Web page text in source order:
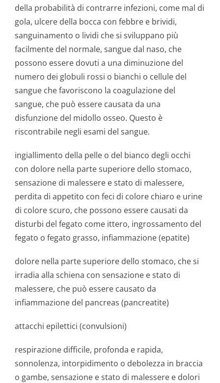
della probabilità di contrarre infezioni, come mal di
gola, ulcere della bocca con febbre e brividi,
sanguinamento o lividi che si sviluppano più
facilmente del normale, sangue dal naso, che
possono essere dovuti a una diminuzione del
numero dei globuli rossi o bianchi o cellule del
sangue che favoriscono la coagulazione del
sangue, che può essere causata da una
disfunzione del midollo osseo. Questo è
riscontrabile negli esami del sangue.
ingiallimento della pelle o del bianco degli occhi
con dolore nella parte superiore dello stomaco,
sensazione di malessere e stato di malessere,
perdita di appetito con feci di colore chiaro e urine
di colore scuro, che possono essere causati da
disturbi del fegato come ittero, ingrossamento del
fegato o fegato grasso, infiammazione (epatite)
dolore nella parte superiore dello stomaco, che si
irradia alla schiena con sensazione e stato di
malessere, che può essere causato da
infiammazione del pancreas (pancreatite)
attacchi epilettici (convulsioni)
respirazione difficile, profonda e rapida,
sonnolenza, intorpidimento o debolezza in braccia
o gambe, sensazione e stato di malessere e dolori